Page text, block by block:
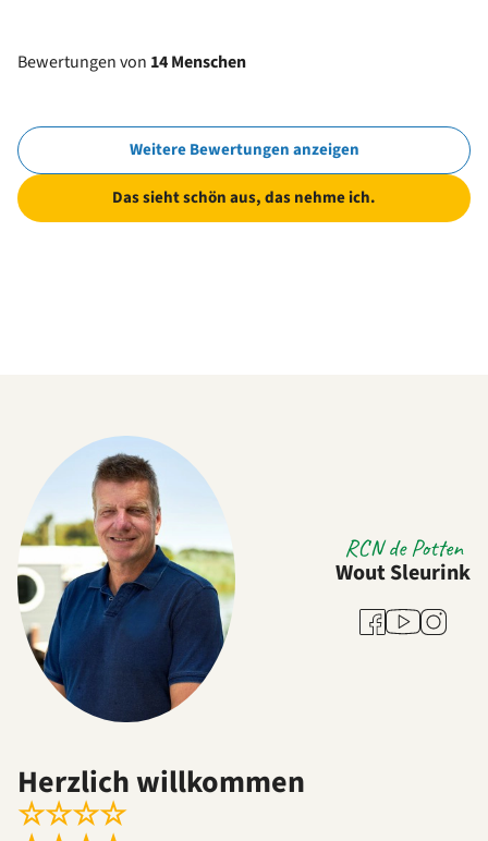
Bewertungen von 14 Menschen
Weitere Bewertungen anzeigen
Das sieht schön aus, das nehme ich.
RCN de Potten
Wout Sleurink
Facebook
Youtube
Herzlich willkommen
☆☆☆☆